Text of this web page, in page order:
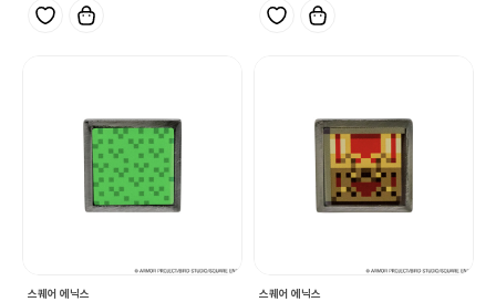
스퀘어 에닉스 스퀘어 에닉스